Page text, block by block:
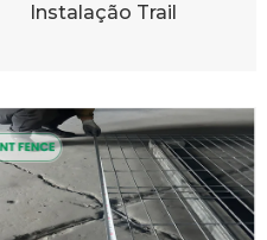
Instalação Trail